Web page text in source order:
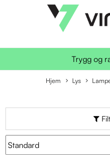
Trygg og
Hjem Lys